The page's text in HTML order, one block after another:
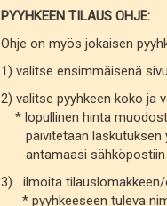
PYYHKEEN TILAUS OHJE:
Ohje on myös jokaisen
1) valitse ensimmäisenä
2) valitse pyyhkeen koko ja
* lopullinen hinta
päivitetään laskutuksen
antamaasi sähköpostiin
3) ilmoita
* pyyhkeeseen tuleva